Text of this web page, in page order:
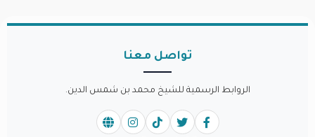
تواصل معنا
الروابط الرسمية للشيخ محمد بن شمس الدين.